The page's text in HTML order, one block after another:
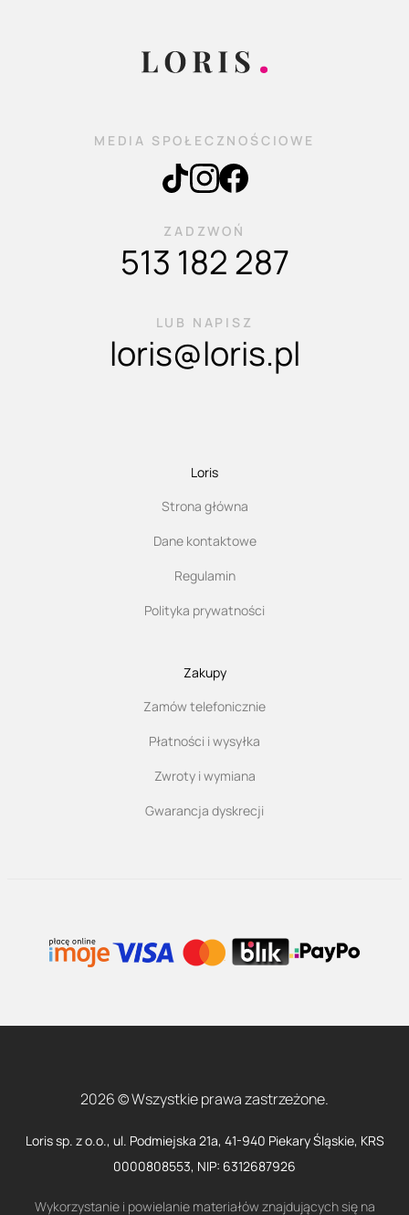
MEDIA SPOŁECZNOŚCIOWE
ZADZWOŃ
513 182 287
LUB NAPISZ
loris@loris.pl
Loris
Strona główna
Dane kontaktowe
Regulamin
Polityka prywatności
Zakupy
Zamów telefonicznie
Płatności i wysyłka
Zwroty i wymiana
Gwarancja dyskrecji
2026 © Wszystkie prawa zastrzeżone.
Loris sp. z o.o., ul. Podmiejska 21a, 41-940 Piekary Śląskie, KRS
0000808553, NIP: 6312687926
Wykorzystanie i powielanie materiałów znajdujących się na